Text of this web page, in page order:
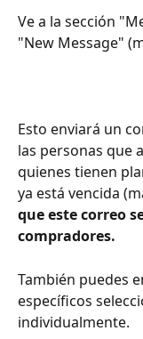
Ve a la sección
"New Message"
Esto enviará un
las personas que
quienes tienen
ya está vencida
que este correo
compradores.
También puedes
específicos
individualmente.